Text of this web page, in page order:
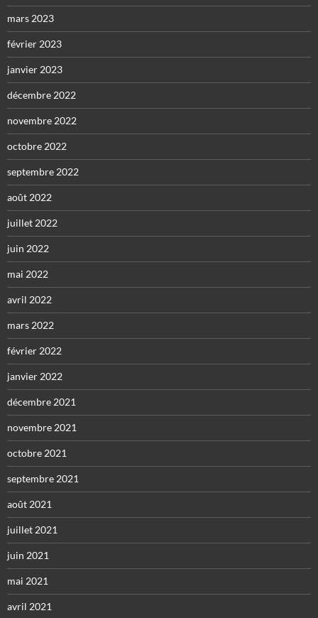
mars 2023
février 2023
janvier 2023
décembre 2022
novembre 2022
octobre 2022
septembre 2022
août 2022
juillet 2022
juin 2022
mai 2022
avril 2022
mars 2022
février 2022
janvier 2022
décembre 2021
novembre 2021
octobre 2021
septembre 2021
août 2021
juillet 2021
juin 2021
mai 2021
avril 2021